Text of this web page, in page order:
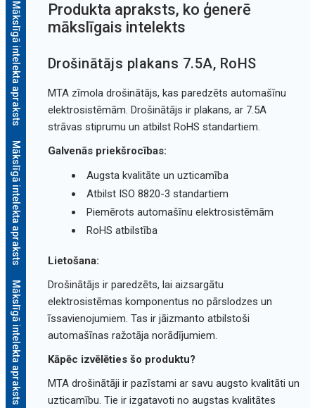
Mākslīgā intelekta apraksts
Mākslīgā intelekta apraksts
Mākslīgā intelekta apraksts
Produkta apraksts, ko ģenerē
mākslīgais intelekts
Drošinātājs plakans 7.5A, RoHS
MTA zīmola drošinātājs, kas paredzēts automašīnu
elektrosistēmām. Drošinātājs ir plakans, ar 7.5A
strāvas stiprumu un atbilst RoHS standartiem.
Galvenās priekšrocības:
Augsta kvalitāte un uzticamība
Atbilst ISO 8820-3 standartiem
Piemērots automašīnu elektrosistēmām
RoHS atbilstība
Lietošana:
Drošinātājs ir paredzēts, lai aizsargātu
elektrosistēmas komponentus no pārslodzes un
īssavienojumiem. Tas ir jāizmanto atbilstoši
automašīnas ražotāja norādījumiem.
Kāpēc izvēlēties šo produktu?
MTA drošinātāji ir pazīstami ar savu augsto kvalitāti un
uzticamību. Tie ir izgatavoti no augstas kvalitātes